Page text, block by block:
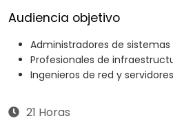
Audiencia objetivo
Administradores de sistemas
Profesionales de
Ingenieros de red y servidores
21 Horas